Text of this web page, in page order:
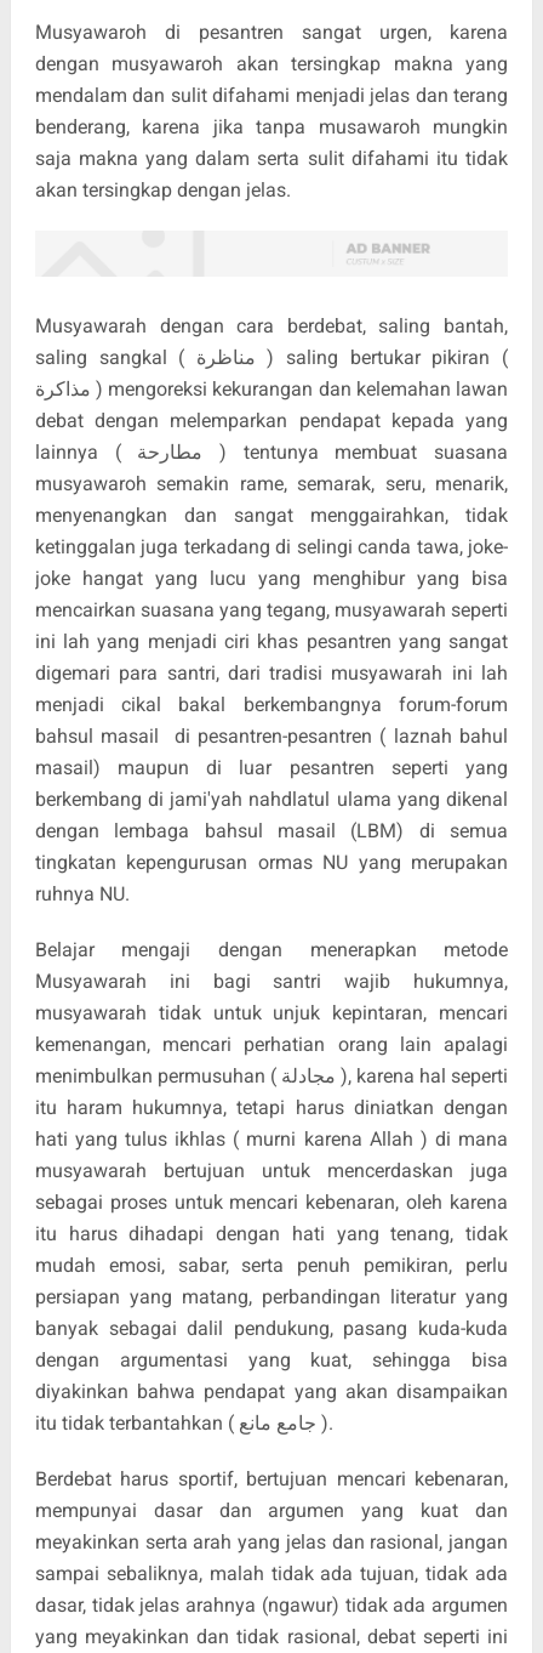
Musyawaroh di pesantren sangat urgen, karena
dengan musyawaroh akan tersingkap makna yang
mendalam dan sulit difahami menjadi jelas dan terang
benderang, karena jika tanpa musawaroh mungkin
saja makna yang dalam serta sulit difahami itu tidak
akan tersingkap dengan jelas.
Musyawarah dengan cara berdebat, saling bantah,
saling sangkal ( مناظرة ) saling bertukar pikiran (
مذاكرة ) mengoreksi kekurangan dan kelemahan lawan
debat dengan melemparkan pendapat kepada yang
lainnya ( مطارحة ) tentunya membuat suasana
musyawaroh semakin rame, semarak, seru, menarik,
menyenangkan dan sangat menggairahkan, tidak
ketinggalan juga terkadang di selingi canda tawa, joke-
joke hangat yang lucu yang menghibur yang bisa
mencairkan suasana yang tegang, musyawarah seperti
ini lah yang menjadi ciri khas pesantren yang sangat
digemari para santri, dari tradisi musyawarah ini lah
menjadi cikal bakal berkembangnya forum-forum
bahsul masail di pesantren-pesantren ( laznah bahul
masail) maupun di luar pesantren seperti yang
berkembang di jami'yah nahdlatul ulama yang dikenal
dengan lembaga bahsul masail (LBM) di semua
tingkatan kepengurusan ormas NU yang merupakan
ruhnya NU.
Belajar mengaji dengan menerapkan metode
Musyawarah ini bagi santri wajib hukumnya,
musyawarah tidak untuk unjuk kepintaran, mencari
kemenangan, mencari perhatian orang lain apalagi
menimbulkan permusuhan ( مجادلة ), karena hal seperti
itu haram hukumnya, tetapi harus diniatkan dengan
hati yang tulus ikhlas ( murni karena Allah ) di mana
musyawarah bertujuan untuk mencerdaskan juga
sebagai proses untuk mencari kebenaran, oleh karena
itu harus dihadapi dengan hati yang tenang, tidak
mudah emosi, sabar, serta penuh pemikiran, perlu
persiapan yang matang, perbandingan literatur yang
banyak sebagai dalil pendukung, pasang kuda-kuda
dengan argumentasi yang kuat, sehingga bisa
diyakinkan bahwa pendapat yang akan disampaikan
itu tidak terbantahkan ( جامع مانع ).
Berdebat harus sportif, bertujuan mencari kebenaran,
mempunyai dasar dan argumen yang kuat dan
meyakinkan serta arah yang jelas dan rasional, jangan
sampai sebaliknya, malah tidak ada tujuan, tidak ada
dasar, tidak jelas arahnya (ngawur) tidak ada argumen
yang meyakinkan dan tidak rasional, debat seperti ini